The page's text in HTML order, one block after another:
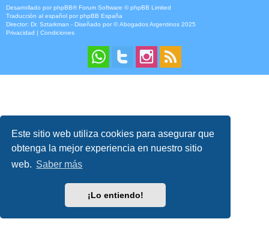
Este sitio web utiliza cookies para asegurar que
obtenga la mejor experiencia en nuestro sitio
web. Saber más
¡Lo entiendo!
Desarrollado por phpBB® Forum Software © phpBB Limited
Traducción al español por phpBB España
Director: Dr. Sztarkman - Diseñado por ©Abogados Argentinos 2025
Privacidad | Condiciones